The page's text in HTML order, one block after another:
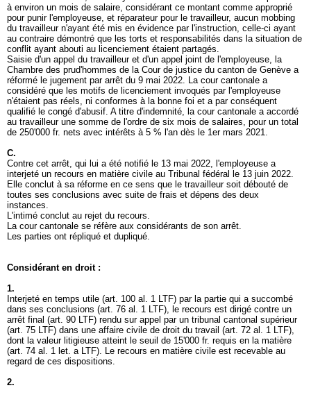
à environ un mois de salaire, considérant ce montant comme approprié
pour punir l'employeuse, et réparateur pour le travailleur, aucun mobbing
du travailleur n'ayant été mis en évidence par l'instruction, celle-ci ayant
au contraire démontré que les torts et responsabilités dans la situation de
conflit ayant abouti au licenciement étaient partagés.
Saisie d'un appel du travailleur et d'un appel joint de l'employeuse, la
Chambre des prud'hommes de la Cour de justice du canton de Genève a
réformé le jugement par arrêt du 9 mai 2022. La cour cantonale a
considéré que les motifs de licenciement invoqués par l'employeuse
n'étaient pas réels, ni conformes à la bonne foi et a par conséquent
qualifié le congé d'abusif. A titre d'indemnité, la cour cantonale a accordé
au travailleur une somme de l'ordre de six mois de salaires, pour un total
de 250'000 fr. nets avec intérêts à 5 % l'an dès le 1er mars 2021.
C.
Contre cet arrêt, qui lui a été notifié le 13 mai 2022, l'employeuse a
interjeté un recours en matière civile au Tribunal fédéral le 13 juin 2022.
Elle conclut à sa réforme en ce sens que le travailleur soit débouté de
toutes ses conclusions avec suite de frais et dépens des deux
instances.
L'intimé conclut au rejet du recours.
La cour cantonale se réfère aux considérants de son arrêt.
Les parties ont répliqué et dupliqué.
Considérant en droit :
1.
Interjeté en temps utile (art. 100 al. 1 LTF) par la partie qui a succombé
dans ses conclusions (art. 76 al. 1 LTF), le recours est dirigé contre un
arrêt final (art. 90 LTF) rendu sur appel par un tribunal cantonal supérieur
(art. 75 LTF) dans une affaire civile de droit du travail (art. 72 al. 1 LTF),
dont la valeur litigieuse atteint le seuil de 15'000 fr. requis en la matière
(art. 74 al. 1 let. a LTF). Le recours en matière civile est recevable au
regard de ces dispositions.
2.